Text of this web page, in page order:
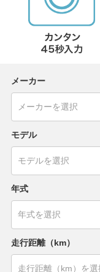
メーカー
モデル
年式
走行距離（km）